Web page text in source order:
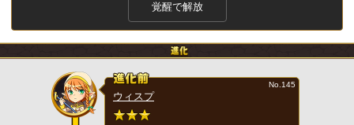
覚醒で解放
ウィスプ
No.145